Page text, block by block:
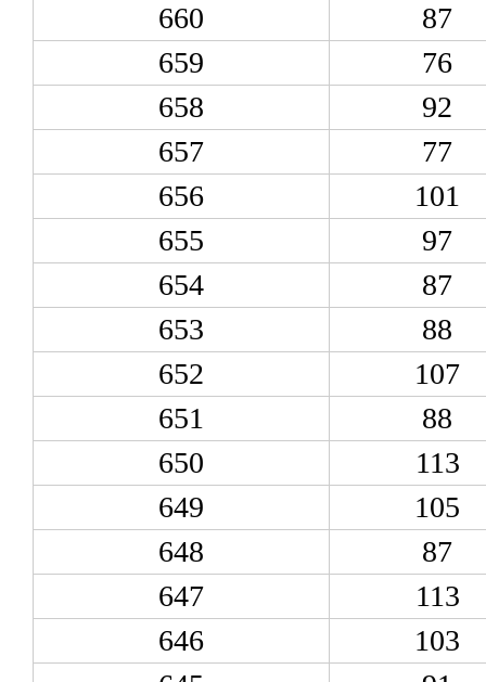
660
87
659
76
658
92
657
77
656
101
655
97
654
87
653
88
652
107
651
88
650
113
649
105
648
87
647
113
646
103